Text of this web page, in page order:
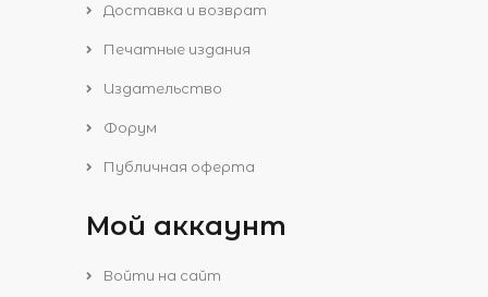
Доставка и возврат
Печатные издания
Издательство
Форум
Публичная оферта
Мой аккаунт
Войти на сайт